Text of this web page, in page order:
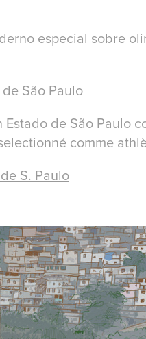
especial sobre
São Paulo
de São Paulo
comme
S. Paulo